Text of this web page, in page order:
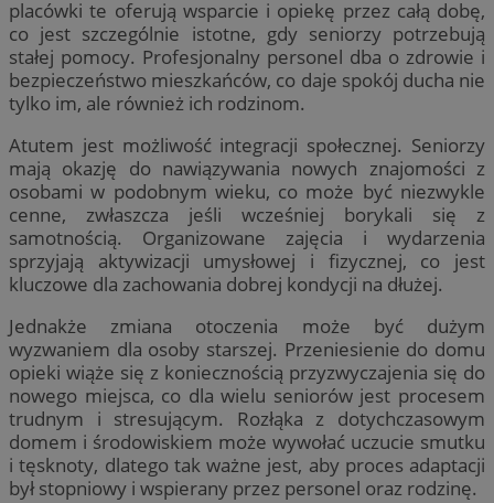
placówki te oferują wsparcie i opiekę przez całą dobę,
co jest szczególnie istotne, gdy seniorzy potrzebują
stałej pomocy. Profesjonalny personel dba o zdrowie i
bezpieczeństwo mieszkańców, co daje spokój ducha nie
tylko im, ale również ich rodzinom.
Atutem jest możliwość integracji społecznej. Seniorzy
mają okazję do nawiązywania nowych znajomości z
osobami w podobnym wieku, co może być niezwykle
cenne, zwłaszcza jeśli wcześniej borykali się z
samotnością. Organizowane zajęcia i wydarzenia
sprzyjają aktywizacji umysłowej i fizycznej, co jest
kluczowe dla zachowania dobrej kondycji na dłużej.
Jednakże zmiana otoczenia może być dużym
wyzwaniem dla osoby starszej. Przeniesienie do domu
opieki wiąże się z koniecznością przyzwyczajenia się do
nowego miejsca, co dla wielu seniorów jest procesem
trudnym i stresującym. Rozłąka z dotychczasowym
domem i środowiskiem może wywołać uczucie smutku
i tęsknoty, dlatego tak ważne jest, aby proces adaptacji
był stopniowy i wspierany przez personel oraz rodzinę.